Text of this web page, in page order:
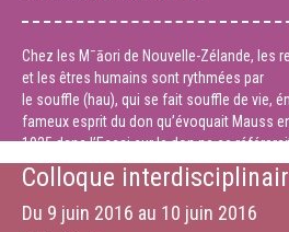
Chez les Mˉāori de Nouvelle-Zélande, les
et les êtres humains sont rythmées par
le souffle (hau), qui se fait souffle de vie,
fameux esprit du don qu’évoquait Mauss
1925 dans l’Essai sur le don ne se
circulation du souffle (hau) dans les
entre les êtres humains et le monde qui les
hypothèse, il s’agira d’appréhender
Colloque
Du 9 juin 2016 au 10 juin 2016